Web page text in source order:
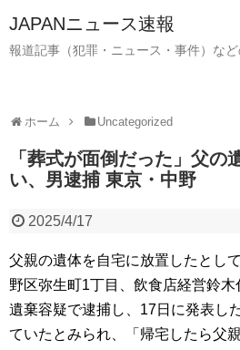
JAPANニュース速報
報道記事（犯罪・ニュース・事件）など
ホーム Uncategorized
「葬式が面倒だった」父の
い、男逮捕 東京・中野
2025/4/17
父親の遺体を自宅に放置したとし
野区弥生町1丁目、飲食店経営鈴
遺棄容疑で逮捕し、17日に発表し
ていたとみられ、「帰宅したら父